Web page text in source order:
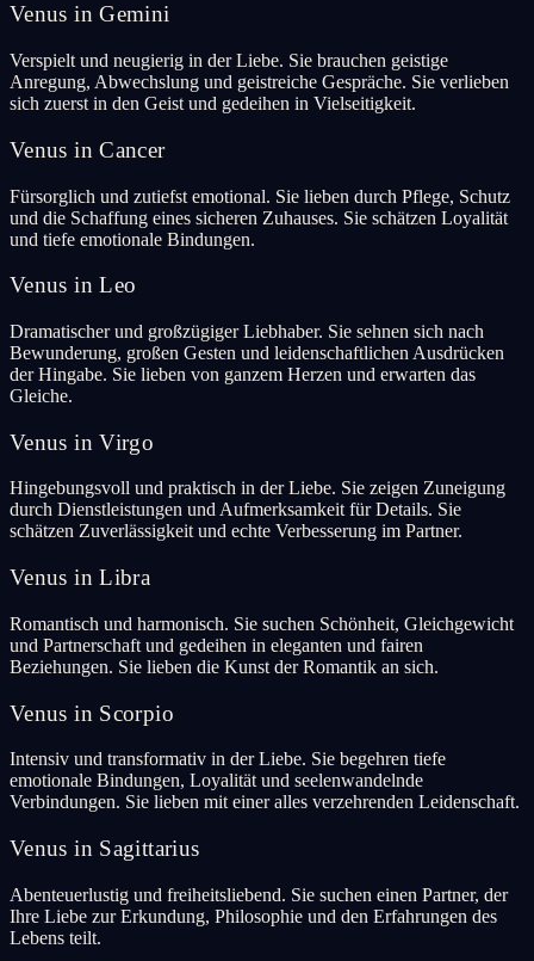
Venus in Gemini
Verspielt und neugierig in der Liebe. Sie brauchen geistige
Anregung, Abwechslung und geistreiche Gespräche. Sie verlieben
sich zuerst in den Geist und gedeihen in Vielseitigkeit.
Venus in Cancer
Fürsorglich und zutiefst emotional. Sie lieben durch Pflege, Schutz
und die Schaffung eines sicheren Zuhauses. Sie schätzen Loyalität
und tiefe emotionale Bindungen.
Venus in Leo
Dramatischer und großzügiger Liebhaber. Sie sehnen sich nach
Bewunderung, großen Gesten und leidenschaftlichen Ausdrücken
der Hingabe. Sie lieben von ganzem Herzen und erwarten das
Gleiche.
Venus in Virgo
Hingebungsvoll und praktisch in der Liebe. Sie zeigen Zuneigung
durch Dienstleistungen und Aufmerksamkeit für Details. Sie
schätzen Zuverlässigkeit und echte Verbesserung im Partner.
Venus in Libra
Romantisch und harmonisch. Sie suchen Schönheit, Gleichgewicht
und Partnerschaft und gedeihen in eleganten und fairen
Beziehungen. Sie lieben die Kunst der Romantik an sich.
Venus in Scorpio
Intensiv und transformativ in der Liebe. Sie begehren tiefe
emotionale Bindungen, Loyalität und seelenwandelnde
Verbindungen. Sie lieben mit einer alles verzehrenden Leidenschaft.
Venus in Sagittarius
Abenteuerlustig und freiheitsliebend. Sie suchen einen Partner, der
Ihre Liebe zur Erkundung, Philosophie und den Erfahrungen des
Lebens teilt.